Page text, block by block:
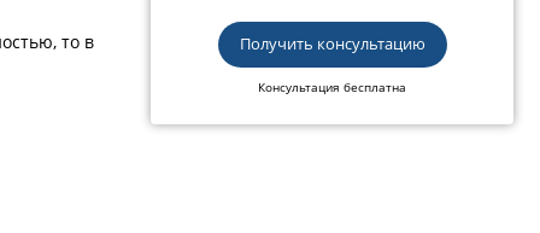
то в
Получить консультацию
Консультация бесплатна